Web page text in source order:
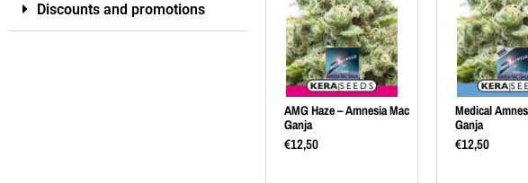
Discounts and promotions
AMG Haze – Amnesia Mac
Ganja
€12,50
Medical
Ganja
€12,50